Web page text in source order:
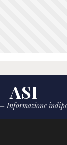
ASI
Informazione